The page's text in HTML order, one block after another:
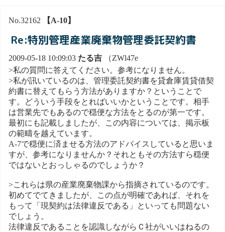
No.32162 【A-10】
Re:特別管理産業廃棄物管理委託契約書
2009-05-18 10:09:03 たる吉 （ZWl47e
>私の質問に答えてください。参考になりません。
>私が訊いているのは、管理委託契約書を貸倉庫賃貸借契
約書に替えてもらう方法がありますか？ということで
す。どういう手段をとればいいかということです。相手
は営業先でもあるので穏便な方法をとるのが第一です。
最初にも記載しましたが、この内容については、掲示板
の範疇を越えています。
A-7で穏便に済ませる方法のアドバイスしていると思いま
すが、参考になりませんか？それともその方法すら穏便
ではないとおっしゃるのでしょうか？
>これらは県の産業廃棄物課から指摘されているのです。
初めてでてきましたが、この点が明確であれば、それを
もって「現契約は法律違反である」といっても問題ない
でしょう。
法律違反であることを認識しながらＣ社がいいはねるの